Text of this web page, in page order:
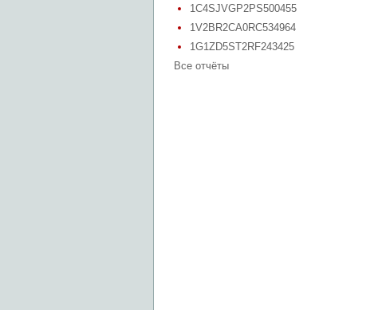
1C4SJVGP2PS500455
1V2BR2CA0RC534964
1G1ZD5ST2RF243425
Все отчёты